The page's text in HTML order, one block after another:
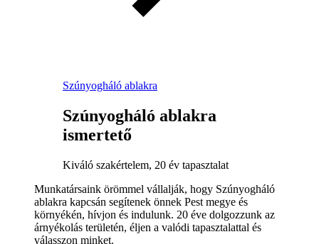
Szúnyogháló ablakra
Szúnyogháló ablakra
ismertető
Kiváló szakértelem, 20 év tapasztalat
Munkatársaink örömmel vállalják, hogy Szúnyogháló
ablakra kapcsán segítenek önnek Pest megye és
környékén, hívjon és indulunk. 20 éve dolgozzunk az
árnyékolás területén, éljen a valódi tapasztalattal és
válasszon minket.